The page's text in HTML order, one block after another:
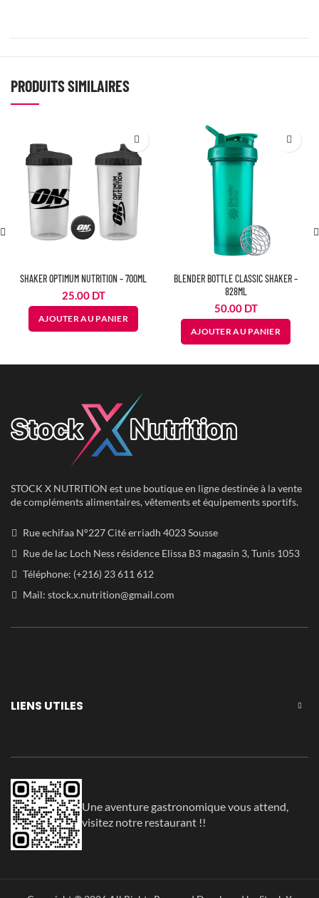
PRODUITS SIMILAIRES
SHAKER OPTIMUM NUTRITION – 700ML
25.00DT
AJOUTER AU PANIER
BLENDER BOTTLE CLASSIC SHAKER –
828ML
50.00DT
AJOUTER AU PANIER
STOCK X NUTRITION est une boutique en ligne destinée à la vente
de compléments alimentaires, vêtements et équipements sportifs.
Rue echifaa N°227 Cité erriadh 4023 Sousse
Rue de lac Loch Ness résidence Elissa B3 magasin 3, Tunis 1053
Téléphone: (+216) 23 611 612
Mail: stock.x.nutrition@gmail.com
LIENS UTILES
Une aventure gastronomique vous attend,
visitez notre restaurant !!